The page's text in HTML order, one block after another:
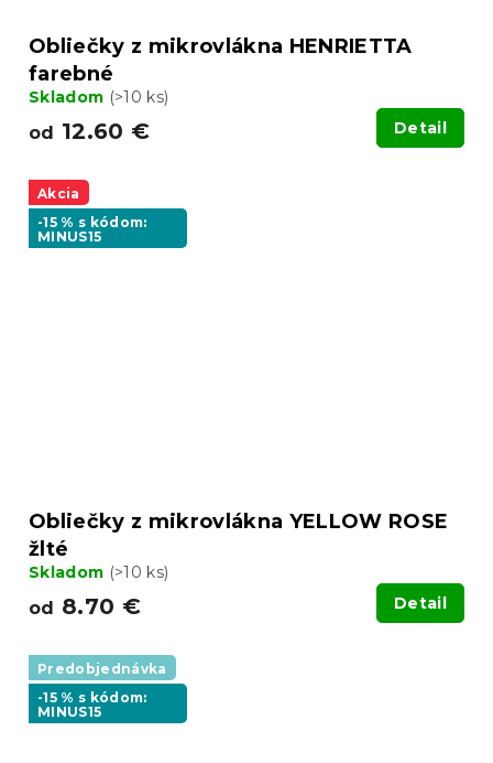
Obliečky z mikrovlákna HENRIETTA
farebné
Skladom (>10 ks)
od 12.60 € Detail
Akcia
-15 % s kódom:
MINUS15
Obliečky z mikrovlákna YELLOW ROSE
žlté
Skladom (>10 ks)
od 8.70 € Detail
Predobjednávka
-15 % s kódom:
MINUS15